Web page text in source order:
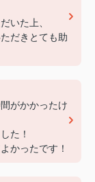
いた上、
だきとても助
がかかったけ
た！
かったです！